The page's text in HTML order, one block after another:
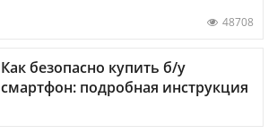
48708
Как безопасно купить б/у
смартфон: подробная инструкция